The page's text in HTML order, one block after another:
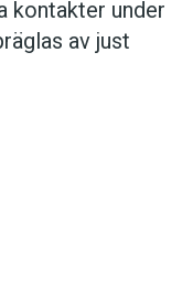
kontakter under
av just